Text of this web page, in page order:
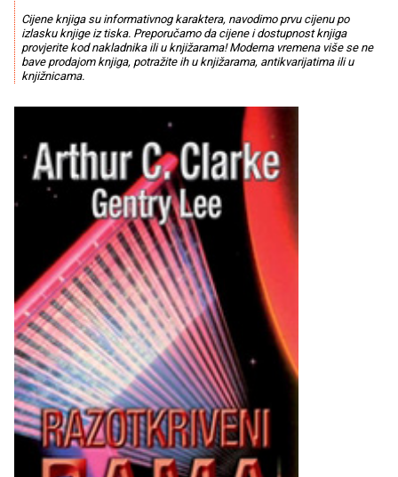
Cijene knjiga su informativnog karaktera, navodimo prvu cijenu po
izlasku knjige iz tiska. Preporučamo da cijene i dostupnost knjiga
provjerite kod nakladnika ili u knjižarama! Moderna vremena više se ne
bave prodajom knjiga, potražite ih u knjižarama, antikvarijatima ili u
knjižnicama.